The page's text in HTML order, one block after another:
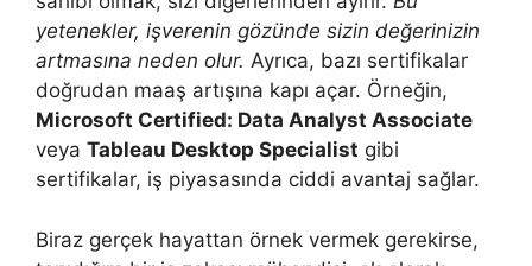
yetenekler, işverenin gözünde sizin değerinizin
artmasına neden olur. Ayrıca, bazı sertifikalar
doğrudan maaş artışına kapı açar. Örneğin,
Microsoft Certified: Data Analyst Associate
veya Tableau Desktop Specialist gibi
sertifikalar, iş piyasasında ciddi avantaj sağlar.
Biraz gerçek hayattan örnek vermek gerekirse,